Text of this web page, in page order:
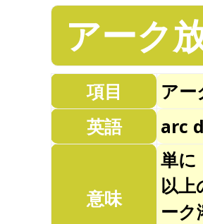
アーク
項目
ア
英語
arc
意味
単に
以上
ーク